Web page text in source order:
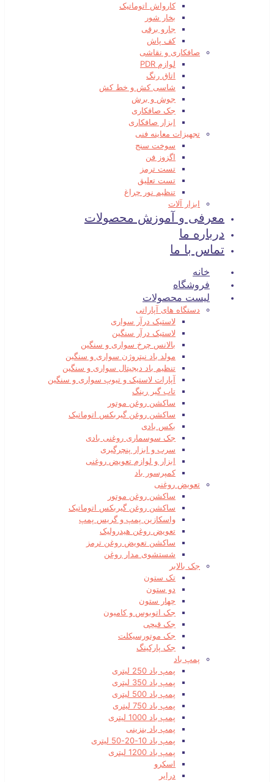
کارواش اتوماتیک
بخار شور
جارو برقی
کف پاش
صافکاری و نقاشی
لوازم PDR
اتاق رنگ
شاسی کش و خط کش
جوش و برش
جک صافکاری
ابزار صافکاری
تجهیزات معاینه فنی
سوخت سنج
اگزوز فن
تست ترمز
تست تعلیق
تنظیم نور چراغ
ابزار آلات
معرفی و آموزش محصولات
درباره ما
تماس با ما
خانه
فروشگاه
لیست محصولات
دستگاه های آپاراتی
لاستیک درآر سواری
لاستیک درآر سنگین
بالانس چرخ سواری و سنگین
مولد باد نیتروژن سواری و سنگین
تنظیم باد دیجیتال سواری و سنگین
آپارات لاستیک و تیوپ سواری و سنگین
تاب گیر رینگ
ساکشن روغن موتور
ساکشن روغن گیربکس اتوماتیک
بکس بادی
جک سوسماری روغنی بادی
سرب و ابزار پنچرگیری
ابزار و لوازم تعویض روغنی
کمپرسور باد
تعویض روغنی
ساکشن روغن موتور
ساکشن روغن گیربکس اتوماتیک
واسکازین پمپ و گریس پمپ
تعویض روغن هیدرولیک
ساکشن تعویض روغن ترمز
شستشوی مدار روغن
جک بالابر
تک ستون
دو ستون
چهار ستون
جک اتوبوس و کامیون
جک قیچی
جک موتورسیکلت
جک پارکینگ
پمپ باد
پمپ باد 250 لیتری
پمپ باد 350 لیتری
پمپ باد 500 لیتری
پمپ باد 750 لیتری
پمپ باد 1000 لیتری
پمپ باد بنزینی
پمپ باد 10-20-50 لیتری
پمپ باد 1200 لیتری
اسکرو
درایر